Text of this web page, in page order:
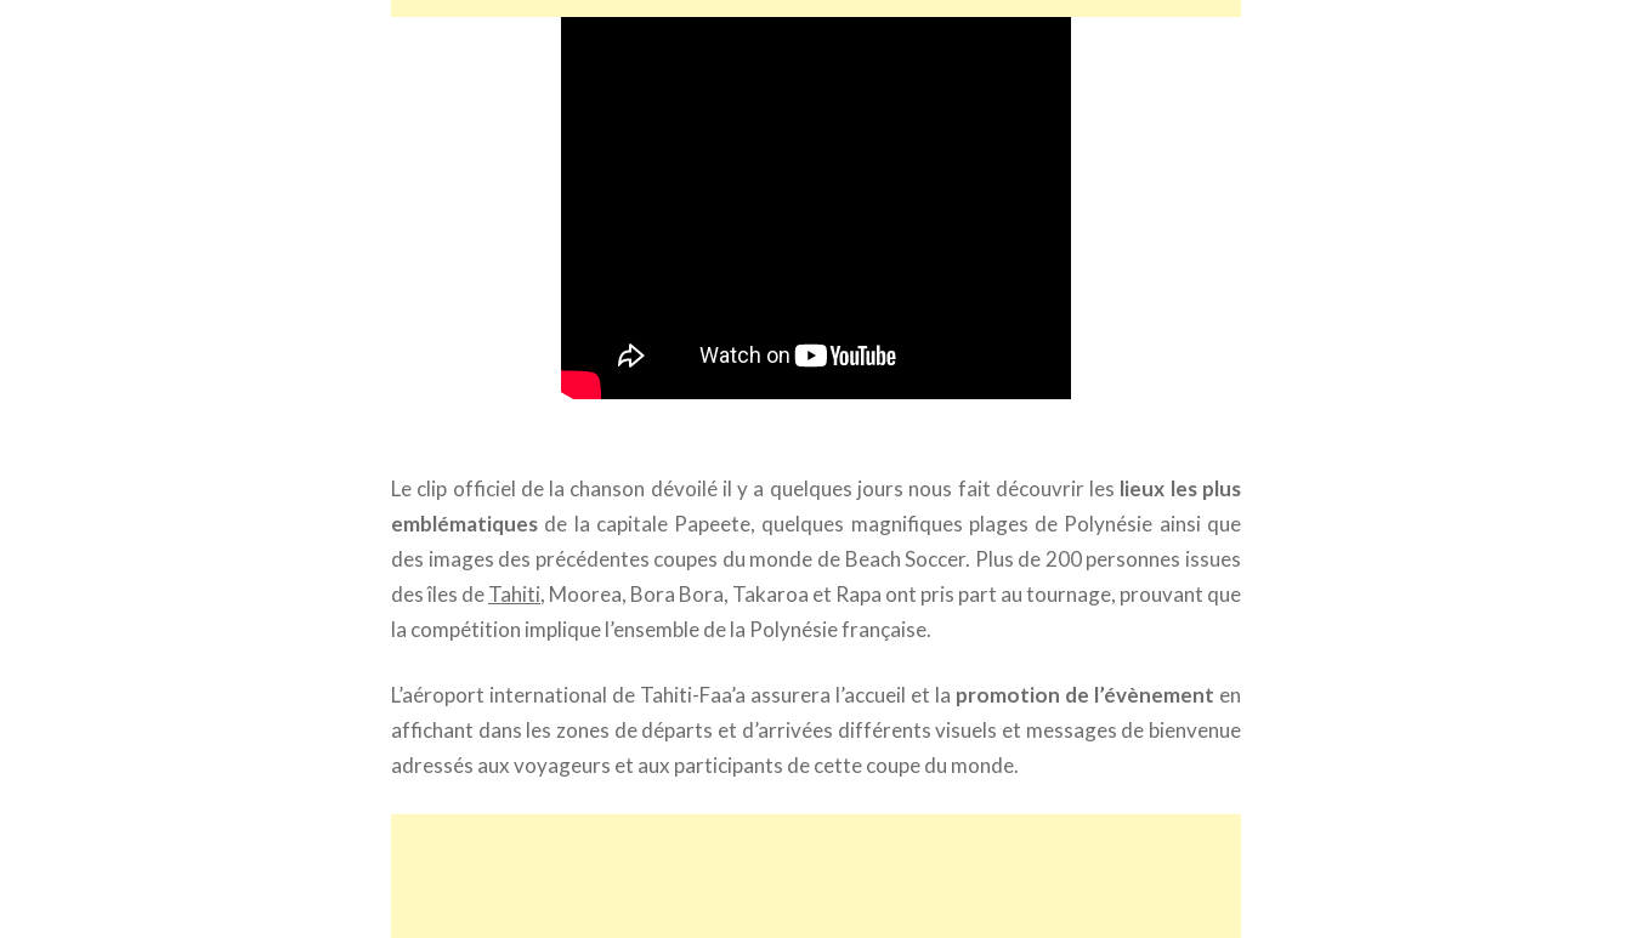
Le clip officiel de la chanson dévoilé il y a quelques jours nous fait découvrir les lieux les plus
emblématiques de la capitale Papeete, quelques magnifiques plages de Polynésie ainsi que
des images des précédentes coupes du monde de Beach Soccer. Plus de 200 personnes issues
des îles deTahiti, Moorea, Bora Bora, Takaroa et Rapa ont pris part au tournage, prouvant que
la compétition implique l’ensemble de la Polynésie française.
L’aéroport international de Tahiti-Faa’a assurera l’accueil et la promotion de l’évènement en
affichant dans les zones de départs et d’arrivées différents visuels et messages de bienvenue
adressés aux voyageurs et aux participants de cette coupe du monde.